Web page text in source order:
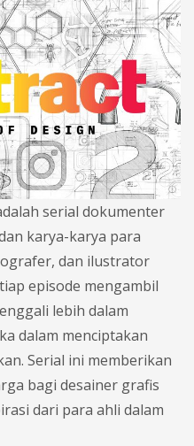
serial dokumenter
karya-karya para
dan ilustrator
episode mengambil
lebih dalam
dalam menciptakan
Serial ini memberikan
bagi desainer grafis
dari para ahli dalam